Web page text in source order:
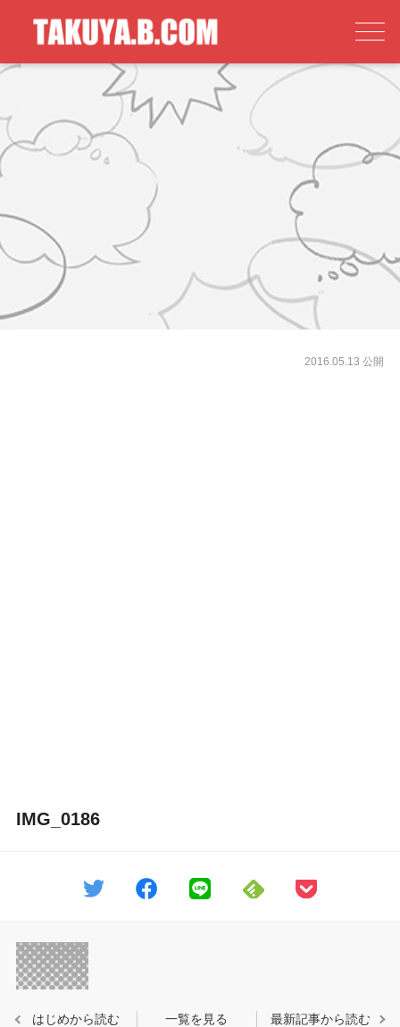
2016.05.13 公開
IMG_0186
はじめから読む 一覧を見る 最新記事から読む